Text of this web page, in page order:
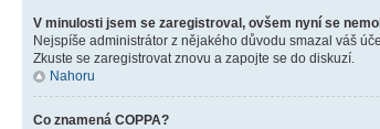
V minulosti jsem se zaregistroval, ovšem nyní se
Nejspíše administrátor z nějakého důvodu smazal váš
Zkuste se zaregistrovat znovu a zapojte se do diskuzí.
Nahoru
Co znamená COPPA?